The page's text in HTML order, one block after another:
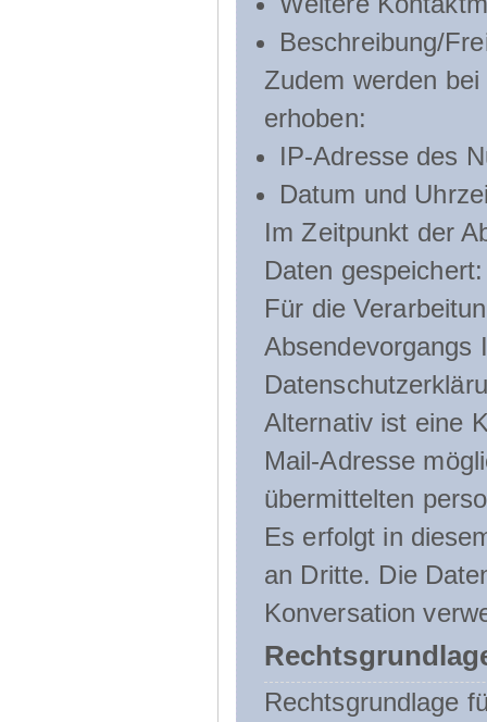
Beschreibung/
Zudem werden
erhoben:
IP-Adresse des
Datum und
Im Zeitpunkt der
Daten gespeichert:
Für die
Absendevorgangs
Alternativ ist eine
Mail-Adresse
übermittelten
Es erfolgt in
an Dritte. Die
Konversation
Rechtsgrundlage